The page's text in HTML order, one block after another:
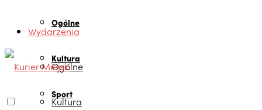
Ogólne
Kultura
Sport
Wydarzenia
Ogólne
Kultura